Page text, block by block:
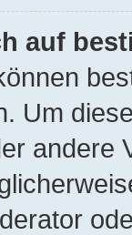
auf
Um
andere